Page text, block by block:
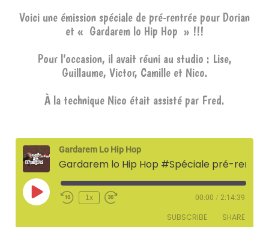
Voici une émission spéciale de pré-rentrée pour Dorian
et « Gardarem lo Hip Hop » !!!
Pour l’occasion, il avait réuni au studio : Lise,
Guillaume, Victor, Camille et Nico.
À la technique Nico était assisté par Fred.
Gardarem Lo Hip Hop
Play
Episode
1x 00:00 / 2:14:39
SUBSCRIBE SHARE